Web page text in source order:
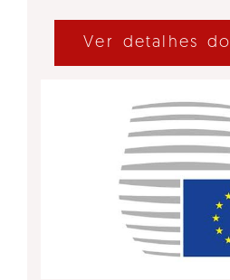
Ver detalhes